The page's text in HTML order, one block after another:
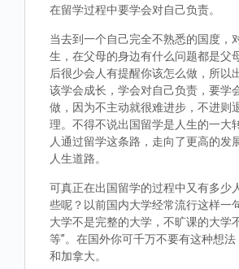
在留学过程中要学会对自己负责。
当去到一个自己完全不熟悉的国度，
生，在父母的身边有什么问题都是父
后很少会人有提醒你该怎么做，所以
该学会成长，学会对自己负责，要学
做，因为不主动就很难进步，不进则
理。不得不说出国留学是人生的一大
人通过留学这条路，走向了更高的发
人生道路。
可真正在出国留学的过程中又有多少
些呢？以前国内大学经常流行这样一
大学不是完整的大学，不旷课的大学
等”。在国外你可千万不要有这种想
和加拿大。